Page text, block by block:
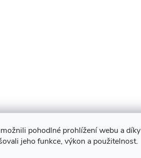
pohodlné prohlížení webu a díky
jeho funkce, výkon a použitelnost.